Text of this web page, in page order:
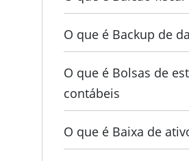
O que é Backup de
O que é Bolsas de
contábeis
O que é Baixa de